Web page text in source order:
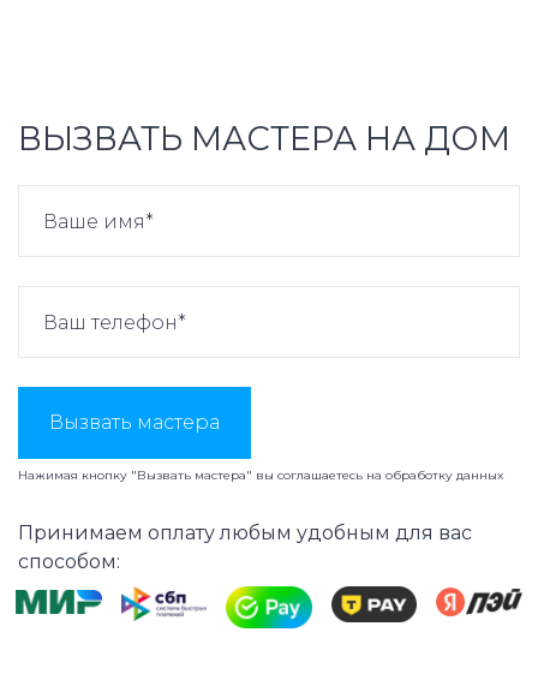
ВЫЗВАТЬ МАСТЕРА НА ДОМ
Вызвать мастера
Нажимая кнопку "Вызвать мастера" вы соглашаетесь на обработку данных
Принимаем оплату любым удобным для вас
способом: